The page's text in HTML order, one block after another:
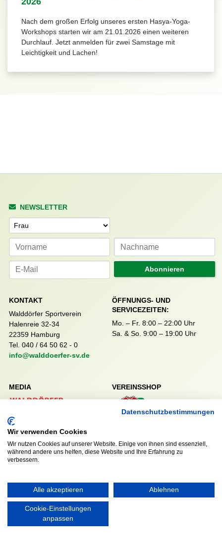
Nach dem großen Erfolg unseres ersten Hasya-Yoga-
Workshops starten wir am 21.01.2026 einen weiteren
Durchlauf. Jetzt anmelden für zwei Samstage mit
Leichtigkeit und Lachen!
NEWSLETTER
Anrede
Abonnieren
KONTAKT
Walddörfer Sportverein
Halenreie 32-34
22359 Hamburg
Tel. 040 / 64 50 62 - 0
info@walddoerfer-sv.de
ÖFFNUNGS- UND
SERVICEZEITEN:
Mo. – Fr. 8:00 – 22:00 Uhr
Sa. & So. 9:00 – 19:00 Uhr
MEDIA VEREINSSHOP
RECHTLICHES
Datenschutzerklärung
Datenschutzbestimmungen
Wir verwenden Cookies
Wir nutzen Cookies auf unserer Website. Einige von ihnen sind essenziell,
während andere uns helfen, diese Website und Ihre Erfahrung zu
verbessern.
Alle akzeptieren Ablehnen
Cookie-Einstellungen
anpassen